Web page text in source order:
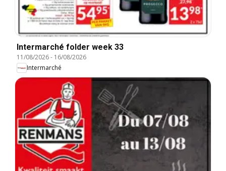
Intermarché folder week 33
11/08/2026- 16/08/2026
Intermarché